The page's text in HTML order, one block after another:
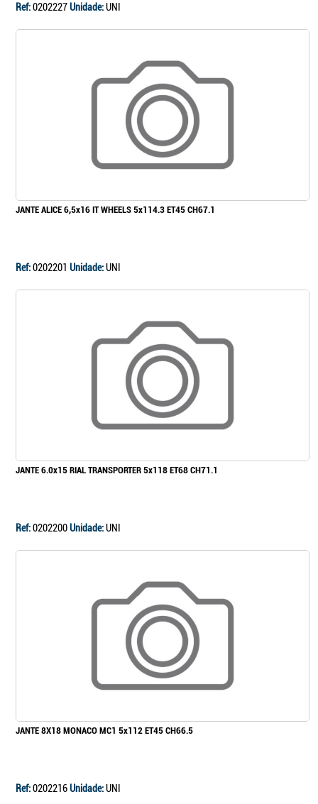
Ref:0202227Unidade:UNI
JANTE ALICE 6,5x16 IT WHEELS 5x114.3 ET45 CH67.1
Ref:0202201 Unidade:UNI
JANTE 6.0x15 RIAL TRANSPORTER 5x118 ET68 CH71.1
Ref:0202200Unidade:UNI
JANTE 8X18 MONACO MC1 5x112 ET45 CH66.5
Ref:0202216Unidade:UNI